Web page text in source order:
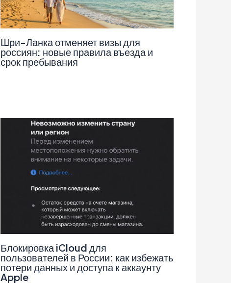
Шри-Ланка отменяет визы для
россиян: новые правила въезда и
срок пребывания
Блокировка iCloud для
пользователей в России: как избежать
потери данных и доступа к аккаунту
Apple